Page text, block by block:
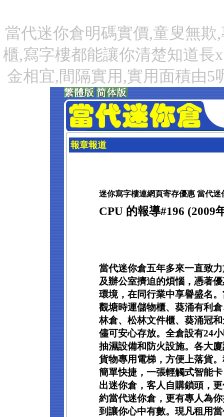
當代迷你倉明碼實價,童叟無
櫃,寫字樓都能讓你清楚知道長
金相宜,間隔實用,實用面積由5
報章報道
迷你寫字樓連網頁寄存優惠 當代迷
CPU 的報導#196 (2009
當代迷你倉五年多來一直致
及辦公室擠迫的煩惱，憑著
環境，在同行業中享譽盛名
觀塘時運儲物櫃、葵涌有利
林倉、松林文件櫃、葵涌冠
儘可安心存放。全倉設有24
抽濕設備和防火設施。各大
貨物專用電梯，方便上落貨
簡單快捷，一張輕觸式智能
出迷你倉，客人自購鎖頭，
約當代迷你倉，更有專人為
到讓你心中有數。現凡租用